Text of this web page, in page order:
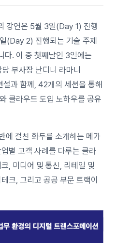
강연은 5월 3일(Day 1) 진행
(Day 2) 진행되는 기술 주제
다. 이 중 첫째날인 3일에는
부사장 난디니 라마니
과 함께, 42개의 세션을 통해
클라우드 도입 노하우를 공유
에 걸친 화두를 소개하는 메가
별 고객 사례를 다루는 클라
, 미디어 및 통신, 리테일 및
크, 그리고 공공 부문 트랙이